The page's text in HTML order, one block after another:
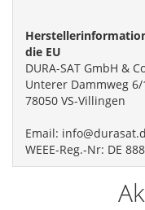
H
die EU
DURA-SAT GmbH &
Unterer Dammweg 6/
78050 VS-Villingen
Email:
WEEE-Reg.-Nr: DE